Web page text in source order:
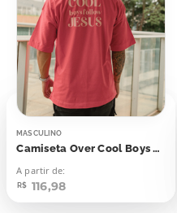
MASCULINO
Camiseta Over Cool Boys Like Jesus
A partir de:
R$ 116,98